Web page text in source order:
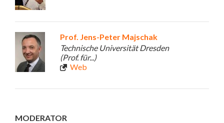
Prof. Jens-Peter Majschak
Technische Universität Dresden
(Prof. für...)
Web
MODERATOR